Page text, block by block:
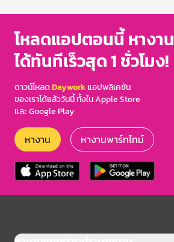
of
โหลดแอปตอนนี้ หางาน
ได้ทันทีเร็วสุด 1 ชั่วโมง!
ดาวน์โหลดDayworkแอปพลิเคชัน
ของเราได้แล้ววันนี้ ทั้งใน Apple Store
และ Google Play
หางาน หางานพาร์ทไทม์